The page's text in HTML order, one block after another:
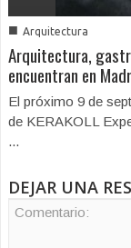
■ Arquitectura
Arquitectura,
encuentran en
El próximo 9 de
de KERAKOLL
...
DEJAR UNA